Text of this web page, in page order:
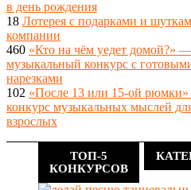
в день рождения
18 Лотерея с подарками и
компании
460 «Кто на чём уедет домой?» —
музыкальный конкурс с
нарезками
102 «После 13 или 15-ой
конкурс музыкальных мыслей
взрослых
ТОП-5
КОНКУРСОВ